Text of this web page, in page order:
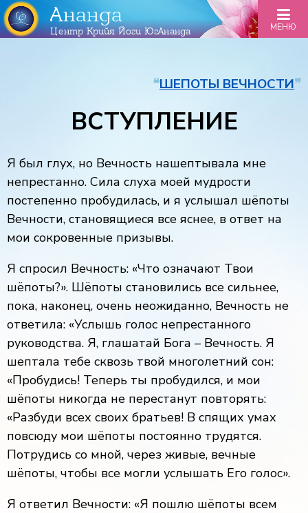
Ананда
Центр Крийя Йоги ЮгАнанда МЕНЮ
❝ШЕПОТЫ ВЕЧНОСТИ❞
ВСТУПЛЕНИЕ
Я был глух, но Вечность нашептывала мне
непрестанно. Сила слуха моей мудрости
постепенно пробудилась, и я услышал шёпоты
Вечности, становящиеся все яснее, в ответ на
мои сокровенные призывы.
Я спросил Вечность: «Что означают Твои
шёпоты?». Шёпоты становились все сильнее,
пока, наконец, очень неожиданно, Вечность не
ответила: «Услышь голос непрестанного
руководства. Я, глашатай Бога – Вечность. Я
шептала тебе сквозь твой многолетний сон:
«Пробудись! Теперь ты пробудился, и мои
шёпоты никогда не перестанут повторять:
«Разбуди всех своих братьев! В спящих умах
повсюду мои шёпоты постоянно трудятся.
Потрудись со мной, через живые, вечные
шёпоты, чтобы все могли услышать Его голос».
Я ответил Вечности: «Я пошлю шёпоты всем